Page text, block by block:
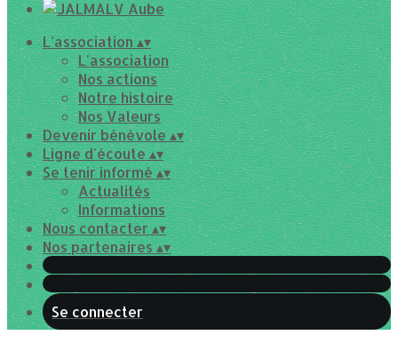
L'association▴▾
L'association
Nos actions
Notre histoire
Nos Valeurs
Devenir bénévole▴▾
Ligne d'écoute▴▾
Se tenir informé▴▾
Actualités
Informations
Nous contacter▴▾
Nos partenaires▴▾
Se connecter